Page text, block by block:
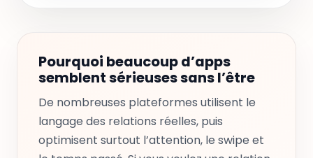
Pourquoi beaucoup d’apps
semblent sérieuses sans l’être
De nombreuses plateformes utilisent le
langage des relations réelles, puis
optimisent surtout l’attention, le swipe et